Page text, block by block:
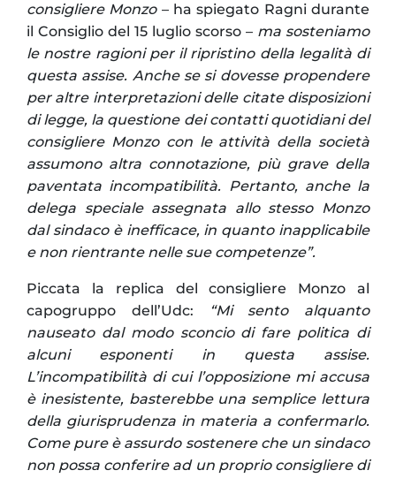
consigliere Monzo– ha spiegato Ragni durante
il Consiglio del 15 luglio scorso – ma sosteniamo
le nostre ragioni per il ripristino della legalità di
questa assise. Anche se si dovesse propendere
per altre interpretazioni delle citate disposizioni
di legge, la questione dei contatti quotidiani del
consigliere Monzo con le attività della società
assumono altra connotazione, più grave della
paventata incompatibilità. Pertanto, anche la
delega speciale assegnata allo stesso Monzo
dal sindaco è inefficace, in quanto inapplicabile
e non rientrante nelle sue competenze”.
Piccata la replica del consigliere Monzo al
capogruppo dell’Udc:
“Mi sento alquanto
nauseato dal modo sconcio di fare politica di
alcuni esponenti in questa assise.
L’incompatibilità di cui l’opposizione mi accusa
è inesistente, basterebbe una semplice lettura
della giurisprudenza in materia a confermarlo.
Come pure è assurdo sostenere che un sindaco
non possa conferire ad un proprio consigliere di